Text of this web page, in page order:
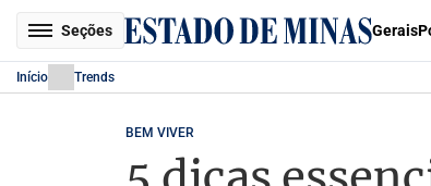
Seções Gerais
Início Trends
BEM VIVER